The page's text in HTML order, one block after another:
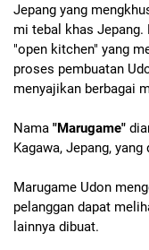
Jepang yang
mi tebal khas
"open kitchen" yang
proses pembuatan
menyajikan berbagai
Nama "Marugame"
Kagawa, Jepang,
Marugame Udon
pelanggan dapat
lainnya dibuat.